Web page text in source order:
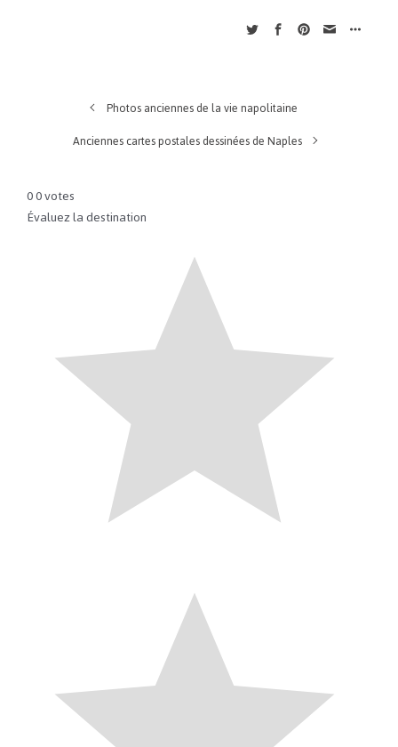
Photos anciennes de la vie napolitaine
Anciennes cartes postales dessinées de Naples
00votes
Évaluez la destination